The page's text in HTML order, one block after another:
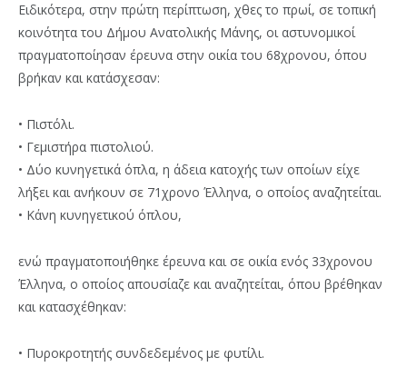
Ειδικότερα, στην πρώτη περίπτωση, χθες το πρωί, σε τοπική
κοινότητα του Δήμου Ανατολικής Μάνης, οι αστυνομικοί
πραγματοποίησαν έρευνα στην οικία του 68χρονου, όπου
βρήκαν και κατάσχεσαν:
• Πιστόλι.
• Γεμιστήρα πιστολιού.
• Δύο κυνηγετικά όπλα, η άδεια κατοχής των οποίων είχε
λήξει και ανήκουν σε 71χρονο Έλληνα, ο οποίος αναζητείται.
• Κάνη κυνηγετικού όπλου,
ενώ πραγματοποιήθηκε έρευνα και σε οικία ενός 33χρονου
Έλληνα, ο οποίος απουσίαζε και αναζητείται, όπου βρέθηκαν
και κατασχέθηκαν:
• Πυροκροτητής συνδεδεμένος με φυτίλι.